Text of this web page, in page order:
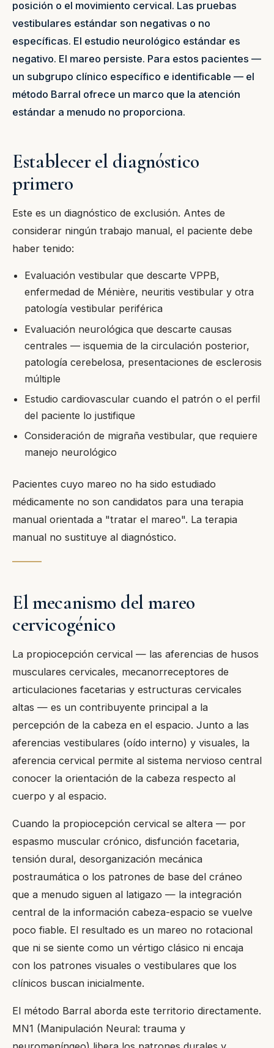
posición o el movimiento cervical. Las pruebas
vestibulares estándar son negativas o no
específicas. El estudio neurológico estándar es
negativo. El mareo persiste. Para estos pacientes —
un subgrupo clínico específico e identificable — el
método Barral ofrece un marco que la atención
estándar a menudo no proporciona.
Establecer el diagnóstico
primero
Este es un diagnóstico de exclusión. Antes de
considerar ningún trabajo manual, el paciente debe
haber tenido:
Evaluación vestibular que descarte VPPB,
enfermedad de Ménière, neuritis vestibular y otra
patología vestibular periférica
Evaluación neurológica que descarte causas
centrales — isquemia de la circulación posterior,
patología cerebelosa, presentaciones de esclerosis
múltiple
Estudio cardiovascular cuando el patrón o el perfil
del paciente lo justifique
Consideración de migraña vestibular, que requiere
manejo neurológico
Pacientes cuyo mareo no ha sido estudiado
médicamente no son candidatos para una terapia
manual orientada a "tratar el mareo". La terapia
manual no sustituye al diagnóstico.
El mecanismo del mareo
cervicogénico
La propiocepción cervical — las aferencias de husos
musculares cervicales, mecanorreceptores de
articulaciones facetarias y estructuras cervicales
altas — es un contribuyente principal a la
percepción de la cabeza en el espacio. Junto a las
aferencias vestibulares (oído interno) y visuales, la
aferencia cervical permite al sistema nervioso central
conocer la orientación de la cabeza respecto al
cuerpo y al espacio.
Cuando la propiocepción cervical se altera — por
espasmo muscular crónico, disfunción facetaria,
tensión dural, desorganización mecánica
postraumática o los patrones de base del cráneo
que a menudo siguen al latigazo — la integración
central de la información cabeza-espacio se vuelve
poco fiable. El resultado es un mareo no rotacional
que ni se siente como un vértigo clásico ni encaja
con los patrones visuales o vestibulares que los
clínicos buscan inicialmente.
El método Barral aborda este territorio directamente.
MN1 (Manipulación Neural: trauma y